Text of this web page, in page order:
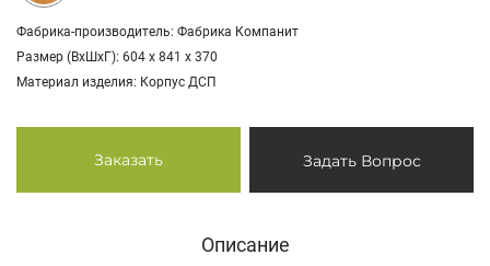
Фабрика-производитель: Фабрика Компанит
Размер (ВхШхГ): 604 х 841 х 370
Материал изделия: Корпус ДСП
Заказать Задать Вопрос
Описание